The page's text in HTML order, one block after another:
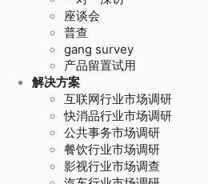
座谈会
普查
gang survey
产品留置试用
解决方案
互联网行业市场调研
快消品行业市场调研
公共事务市场调研
餐饮行业市场调研
影视行业市场调查